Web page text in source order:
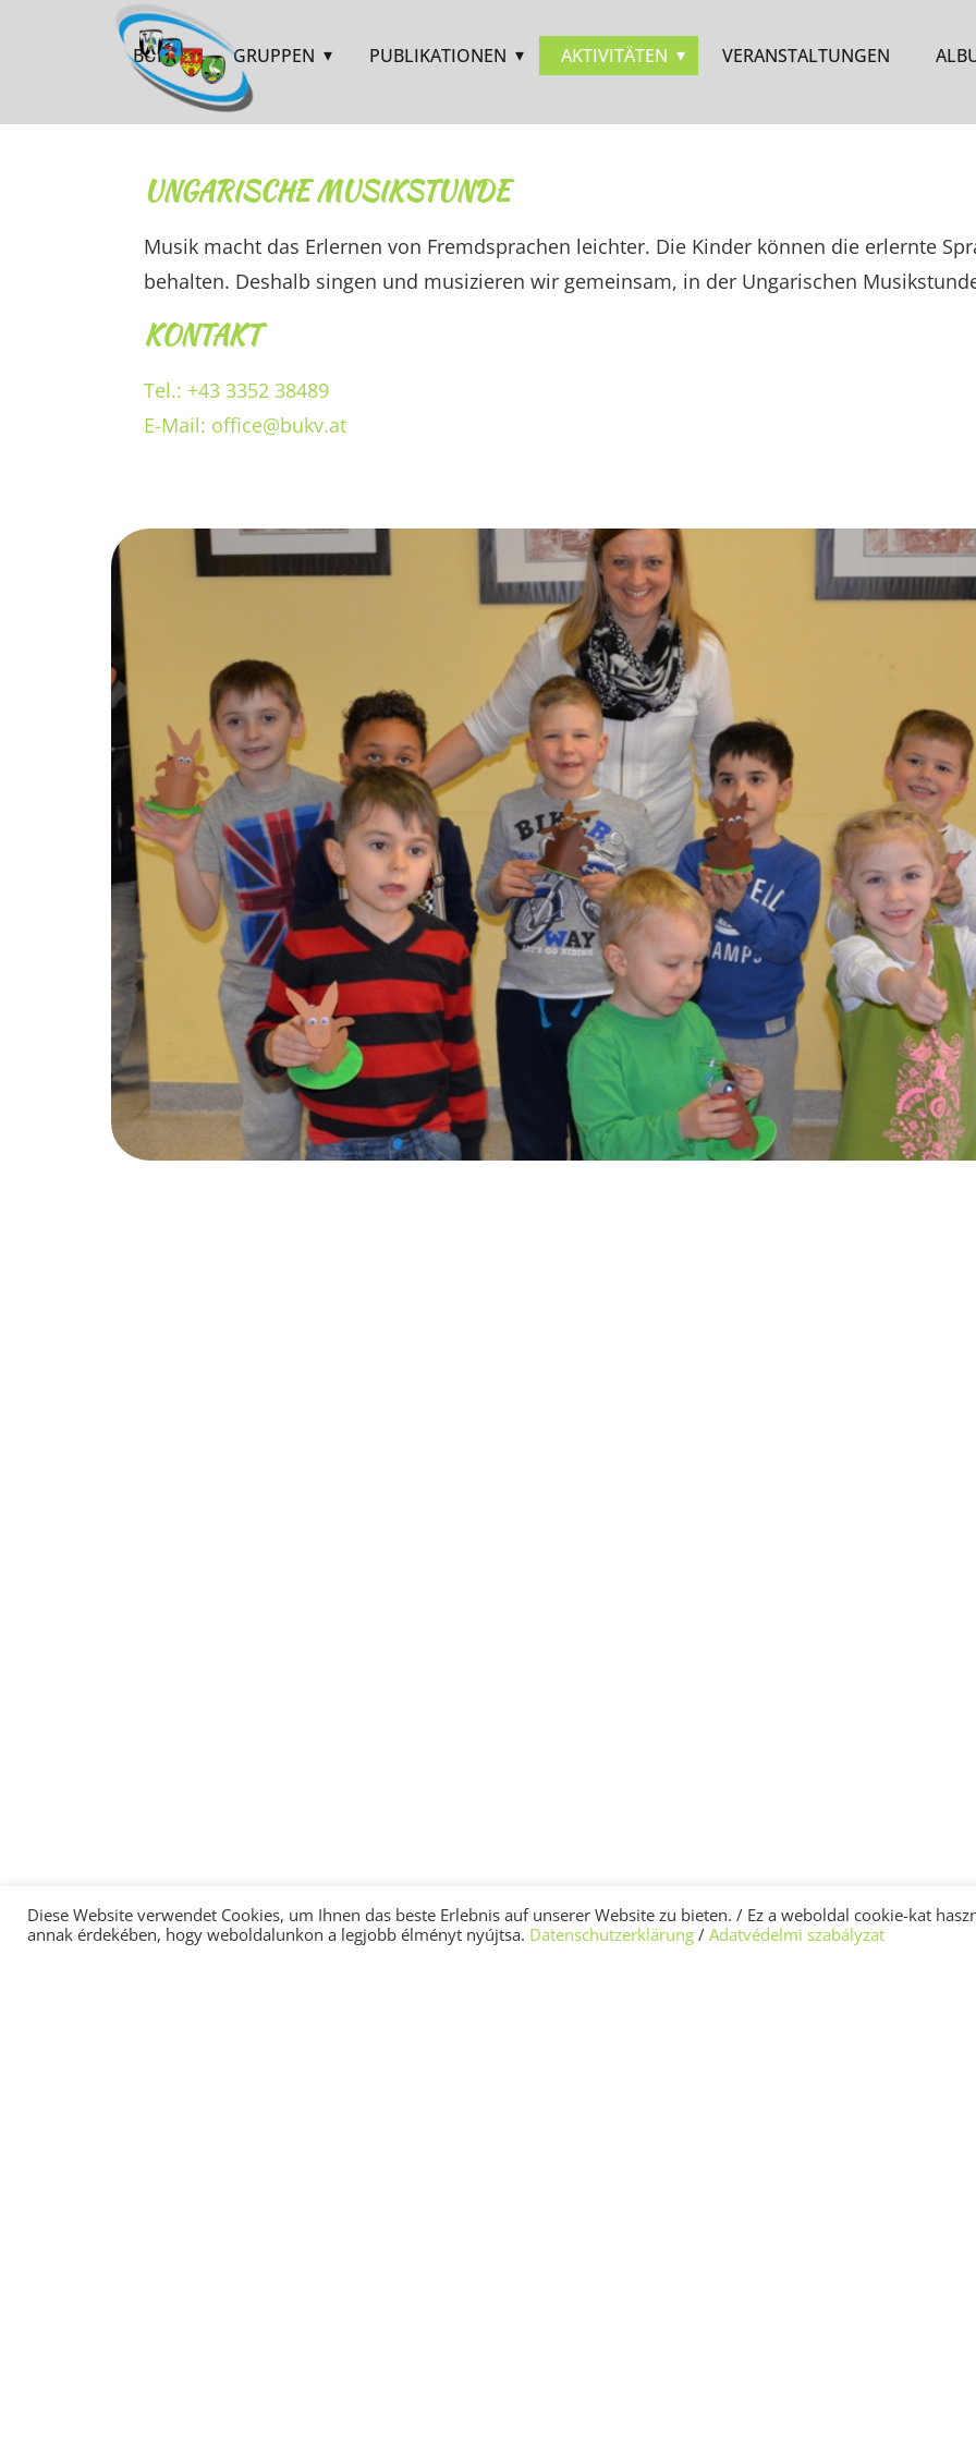
BUKV GRUPPEN PUBLIKATIONEN AKTIVITÄTEN VERANSTALTUNGEN
UNGARISCHE MUSIKSTUNDE
Musik macht das Erlernen von Fremdsprachen leichter. Die Kinder können die erlernte
behalten. Deshalb singen und musizieren wir gemeinsam, in der Ungarischen
KONTAKT
Tel.: +43 3352 38489
E-Mail: office@bukv.at
Diese Website verwendet Cookies, um Ihnen das beste Erlebnis auf unserer Website zu bieten. / Ez a weboldal cookie-kat
annak érdekében, hogy weboldalunkon a legjobb élményt nyújtsa. Datenschutzerklärung / Adatvédelmi szabályzat